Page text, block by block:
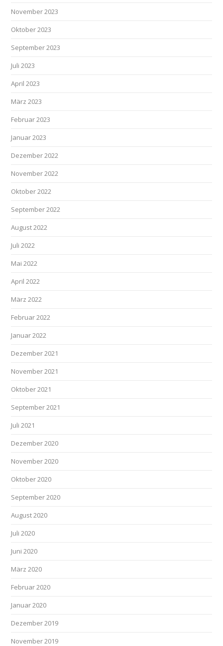
November 2023
Oktober 2023
September 2023
Juli 2023
April 2023
März 2023
Februar 2023
Januar 2023
Dezember 2022
November 2022
Oktober 2022
September 2022
August 2022
Juli 2022
Mai 2022
April 2022
März 2022
Februar 2022
Januar 2022
Dezember 2021
November 2021
Oktober 2021
September 2021
Juli 2021
Dezember 2020
November 2020
Oktober 2020
September 2020
August 2020
Juli 2020
Juni 2020
März 2020
Februar 2020
Januar 2020
Dezember 2019
November 2019